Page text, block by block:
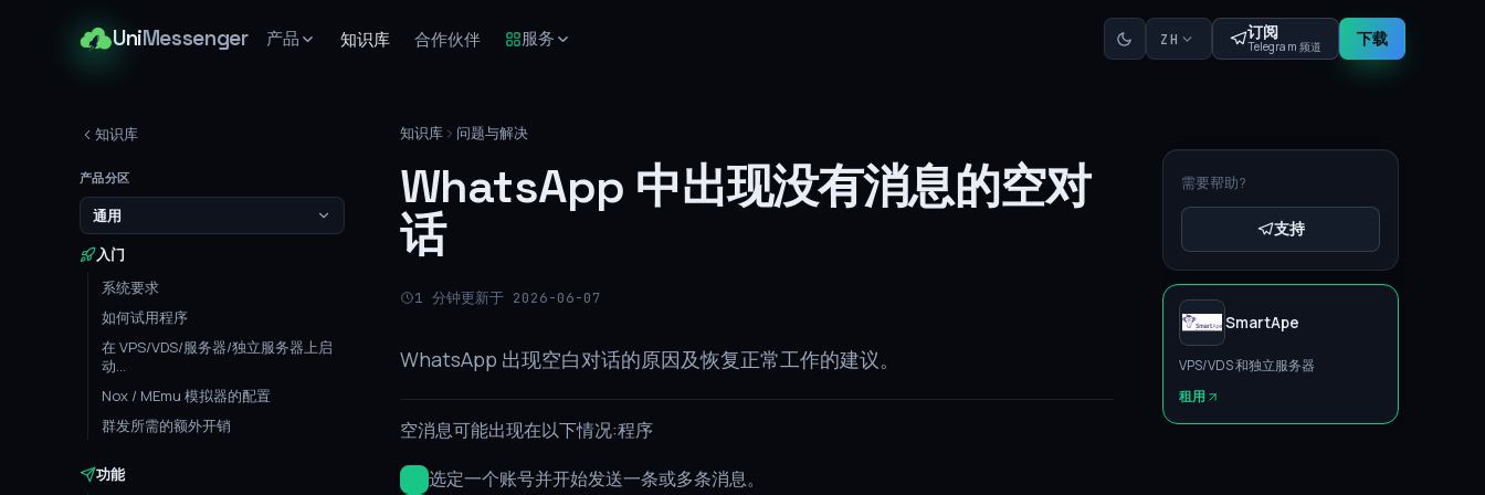
UniMessenger 产品 知识库 合作伙伴 服务 ZH 订阅
Telegram 频道 下载
知识库
产品分区
通用
入门
系统要求
如何试用程序
在 VPS/VDS/服务器/独立服务器上启
动...
Nox / MEmu 模拟器的配置
群发所需的额外开销
功能
知识库 问题与解决
WhatsApp 中出现没有消息的空对
话
1 分钟更新于 2026-06-07
WhatsApp 出现空白对话的原因及恢复正常工作的建议。
空消息可能出现在以下情况:程序
选定一个账号并开始发送一条或多条消息。
需要帮助?
支持
SmartApe
VPS/VDS 和独立服务器
租用